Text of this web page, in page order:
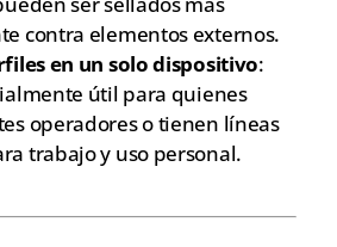
contra elementos externos.
en un solo dispositivo:
útil para quienes
operadores o tienen líneas
trabajo y uso personal.